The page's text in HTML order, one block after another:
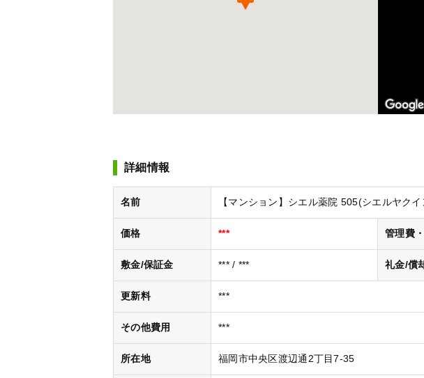
詳細情報
名前 【マンション】シエル薬院 505(シエルヤクイ
価格 *** 管理費
敷金/保証金 *** / *** 礼金/償
更新料 ***
その他費用 ***
所在地 福岡市中央区渡辺通2丁目7-35